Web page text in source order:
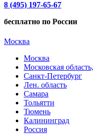
8 (495) 197-65-67
бесплатно по России
Москва
Москва
Московская
Санкт-Петербург
Лен. область
Самара
Тольятти
Тюмень
Калининград
Россия